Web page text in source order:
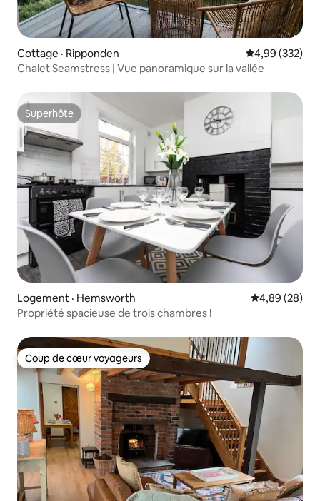
Cottage · Ripponden Note
4,99 (332)
Chalet Seamstress | Vue panoramique sur la vallée
Superhôte
Superhôte
Logement · Hemsworth Note
4,89 (28)
Propriété spacieuse de trois chambres !
Coup de cœur voyageurs
Coup de cœur voyageurs